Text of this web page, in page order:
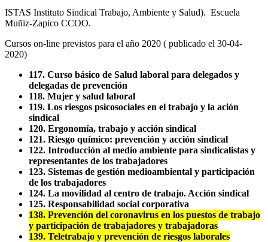
ISTAS Instituto Sindical Trabajo, Ambiente y Salud). Escuela
Muñiz-Zapico CCOO.
Cursos on-line previstos para el año 2020 ( publicado el 30-04-
2020)
117. Curso básico de Salud laboral para delegados y
delegadas de prevención
118. Mujer y salud laboral
119. Los riesgos psicosociales en el trabajo y la ación
sindical
120. Ergonomía, trabajo y acción sindical
121. Riesgo químico: prevención y acción sindical
122. Introducción al medio ambiente para sindicalistas y
representantes de los trabajadores
123. Sistemas de gestión medioambiental y participación
de los trabajadores
124. La movilidad al centro de trabajo. Acción sindical
125. Responsabilidad social corporativa
138. Prevención del coronavirus en los puestos de trabajo
y participación de trabajadores y trabajadoras
139. Teletrabajo y prevención de riesgos laborales